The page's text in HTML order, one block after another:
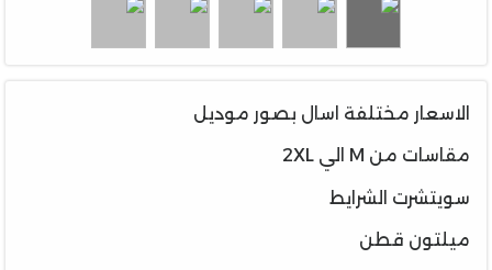
الاسعار مختلفة اسال بصور موديل
مقاسات من M الي 2XL
سويتشرت الشرايط
ميلتون قطن